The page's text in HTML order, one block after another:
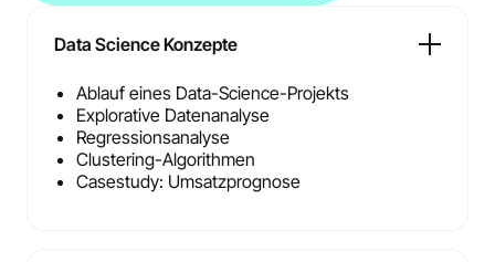
Data Science Konzepte
Ablauf eines Data-Science-Projekts
Explorative Datenanalyse
Regressionsanalyse
Clustering-Algorithmen
Casestudy: Umsatzprognose